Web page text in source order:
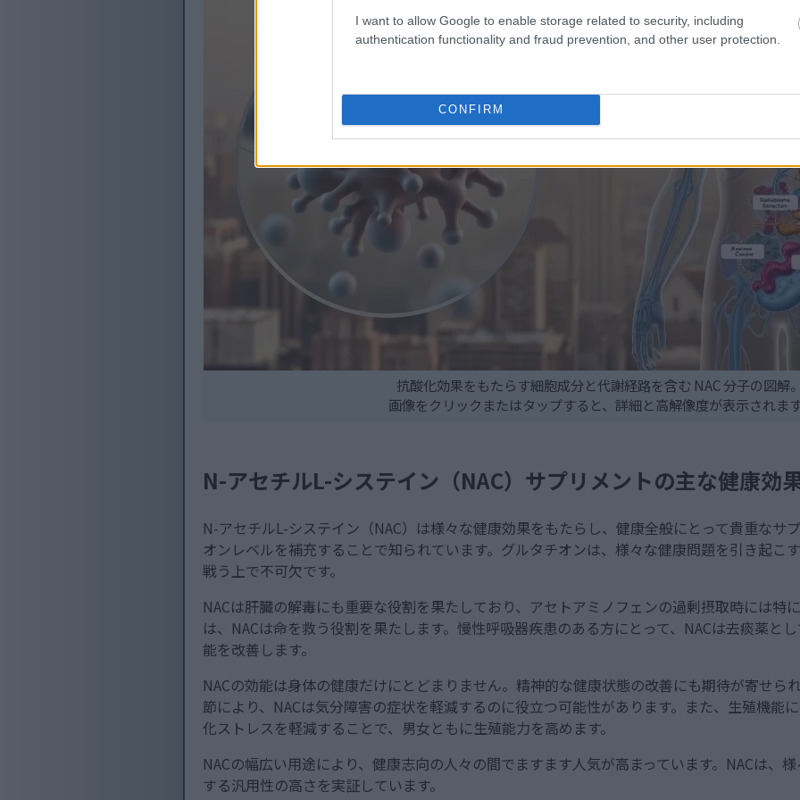
I want to allow Google to enable storage related to security, including
authentication functionality and fraud prevention, and other user protection.
CONFIRM
抗酸化効果をもたらす細胞成分と代謝経路を含む NAC 分子の図解
画像をクリックまたはタップすると、詳細と高解像度が表示されま
N-アセチルL-システイン（NAC）サプリメントの主な健康効
N-アセチルL-システイン（NAC）は様々な健康効果をもたらし、健康全般にとって貴重なサ
オンレベルを補充することで知られています。グルタチオンは、様々な健康問題を引き起こ
戦う上で不可欠です。
NACは肝臓の解毒にも重要な役割を果たしており、アセトアミノフェンの過剰摂取時には特
は、NACは命を救う役割を果たします。慢性呼吸器疾患のある方にとって、NACは去痰薬と
能を改善します。
NACの効能は身体の健康だけにとどまりません。精神的な健康状態の改善にも期待が寄せら
節により、NACは気分障害の症状を軽減するのに役立つ可能性があります。また、生殖機能
化ストレスを軽減することで、男女ともに生殖能力を高めます。
NACの幅広い用途により、健康志向の人々の間でますます人気が高まっています。NACは、
する汎用性の高さを実証しています。